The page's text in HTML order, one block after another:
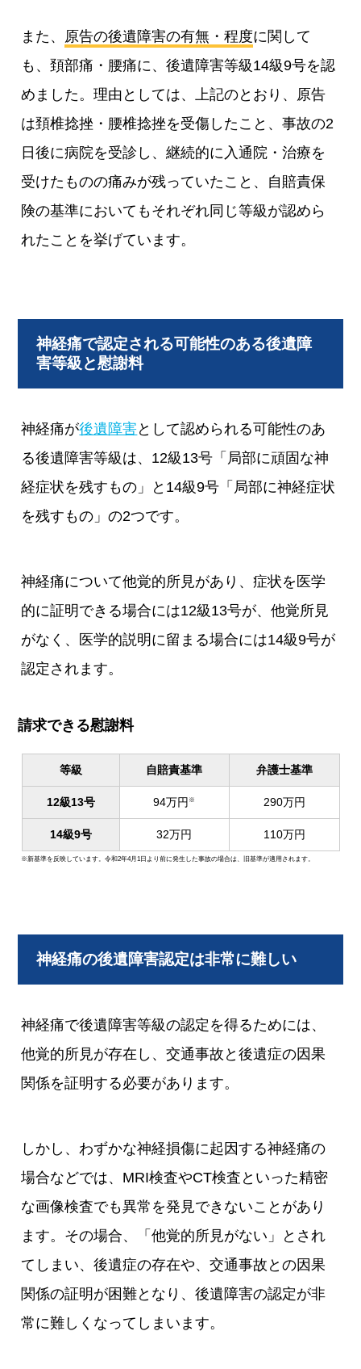
また、 原告の後遺障害の有無・程度に関して
も、頚部痛・腰痛に、後遺障害等級14級9号を認
めました。理由としては、上記のとおり、原告
は頚椎捻挫・腰椎捻挫を受傷したこと、事故の2
日後に病院を受診し、継続的に入通院・治療を
受けたものの痛みが残っていたこと、自賠責保
険の基準においてもそれぞれ同じ等級が認めら
れたことを挙げています。
神経痛で認定される可能性のある後遺障
害等級と慰謝料
神経痛が後遺障害として認められる可能性のあ
る後遺障害等級は、12級13号「局部に頑固な神
経症状を残すもの」と14級9号「局部に神経症状
を残すもの」の2つです。
神経痛について他覚的所見があり、症状を医学
的に証明できる場合には12級13号が、他覚所見
がなく、医学的説明に留まる場合には14級9号が
認定されます。
請求できる慰謝料
等級 自賠責基準 弁護士基準
12級13号 94万円 ※ 290万円
14級9号 32万円 110万円
※新基準を反映しています。令和2年4月1日より前に発生した事故の場合は、旧基準が適用されます。
神経痛の後遺障害認定は非常に難しい
神経痛で後遺障害等級の認定を得るためには、
他覚的所見が存在し、交通事故と後遺症の因果
関係を証明する必要があります。
しかし、わずかな神経損傷に起因する神経痛の
場合などでは、MRI検査やCT検査といった精密
な画像検査でも異常を発見できないことがあり
ます。その場合、「他覚的所見がない」とされ
てしまい、後遺症の存在や、交通事故との因果
関係の証明が困難となり、後遺障害の認定が非
常に難しくなってしまいます。